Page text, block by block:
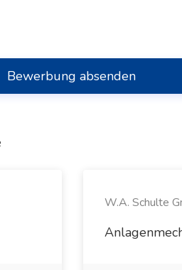
Bewerbung absenden
W.A. Schulte